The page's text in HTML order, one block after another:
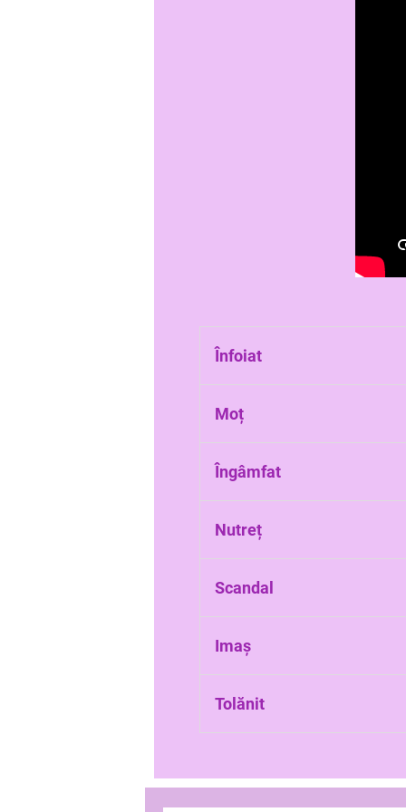
Înfoiat
(Despre păsări) Cu
Moț
Pielea roșie-albăstruie de
Îngâmfat
Care are o părere foarte
Nutreț
Hrană pentru animale -
Scandal
Zgomot mare, gălăgie,
Imaș
Teren necultivat pe care
Tolănit